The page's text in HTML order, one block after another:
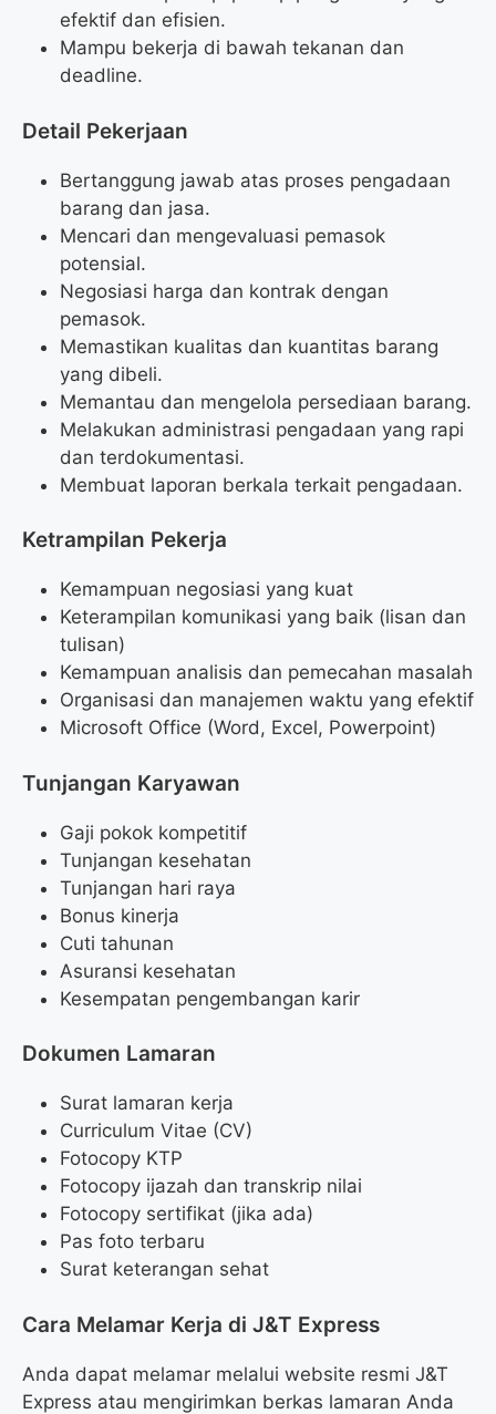
efektif dan efisien.
Mampu bekerja di bawah tekanan dan
deadline.
Detail Pekerjaan
Bertanggung jawab atas proses pengadaan
barang dan jasa.
Mencari dan mengevaluasi pemasok
potensial.
Negosiasi harga dan kontrak dengan
pemasok.
Memastikan kualitas dan kuantitas barang
yang dibeli.
Memantau dan mengelola persediaan barang.
Melakukan administrasi pengadaan yang rapi
dan terdokumentasi.
Membuat laporan berkala terkait pengadaan.
Ketrampilan Pekerja
Kemampuan negosiasi yang kuat
Keterampilan komunikasi yang baik (lisan dan
tulisan)
Kemampuan analisis dan pemecahan masalah
Organisasi dan manajemen waktu yang efektif
Microsoft Office (Word, Excel, Powerpoint)
Tunjangan Karyawan
Gaji pokok kompetitif
Tunjangan kesehatan
Tunjangan hari raya
Bonus kinerja
Cuti tahunan
Asuransi kesehatan
Kesempatan pengembangan karir
Dokumen Lamaran
Surat lamaran kerja
Curriculum Vitae (CV)
Fotocopy KTP
Fotocopy ijazah dan transkrip nilai
Fotocopy sertifikat (jika ada)
Pas foto terbaru
Surat keterangan sehat
Cara Melamar Kerja di J&T Express
Anda dapat melamar melalui website resmi J&T
Express atau mengirimkan berkas lamaran Anda